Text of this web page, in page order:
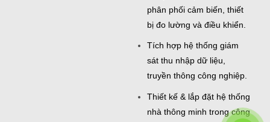
phân phối cảm biến, thiết
bị đo lường và điều khiển.
Tích hợp hệ thống giám
sát thu nhập dữ liệu,
truyền thông công nghiệp.
Thiết kế & lắp đặt hệ thống
nhà thông minh trong công